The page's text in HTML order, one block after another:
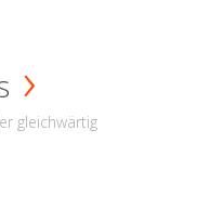
gleichwärtig